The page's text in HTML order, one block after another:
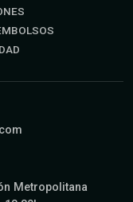
Metropolitana